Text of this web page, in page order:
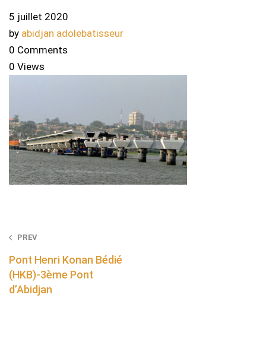
5 juillet 2020
by abidjan adolebatisseur
0 Comments
0 Views
Post
navigation
PREV
Pont Henri Konan Bédié
(HKB)-3ème Pont
d’Abidjan